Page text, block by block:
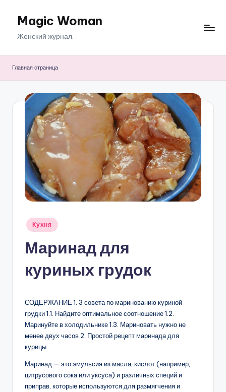
ПерейтиMagic Woman
Женский журнал.
Главная страница
Опубликовано
Кухня
Маринад для
куриных грудок
СОДЕРЖАНИЕ 1. 3 совета по маринованию куриной
грудки 1.1. Найдите оптимальное соотношение 1.2.
Маринуйте в холодильнике 1.3. Мариновать нужно не
менее двух часов 2. Простой рецепт маринада для
курицы
Маринад — это эмульсия из масла, кислот (например,
цитрусового сока или уксуса) и различных специй и
приправ, которые используются для размягчения и